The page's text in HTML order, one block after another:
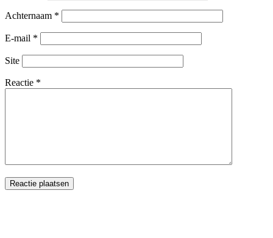
Achternaam *
E-mail *
Site
Reactie *